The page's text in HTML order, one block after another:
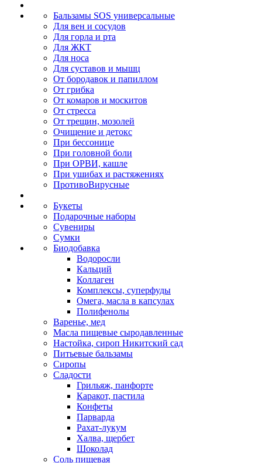
Бальзамы SOS универсальные
Для вен и сосудов
Для горла и рта
Для ЖКТ
Для носа
Для суставов и мышц
От бородавок и папиллом
От грибка
От комаров и москитов
От стресса
От трещин, мозолей
Очищение и детокс
При бессонице
При головной боли
При ОРВИ, кашле
При ушибах и растяжениях
ПротивоВирусные
Букеты
Подарочные наборы
Сувениры
Сумки
Биодобавка
Водоросли
Кальций
Коллаген
Комплексы, суперфуды
Омега, масла в капсулах
Полифенолы
Варенье, мед
Масла пищевые сыродавленные
Настойка, сироп Никитский сад
Питьевые бальзамы
Сиропы
Сладости
Грильяж, панфорте
Каракот, пастила
Конфеты
Парварда
Рахат-лукум
Халва, щербет
Шоколад
Соль пищевая